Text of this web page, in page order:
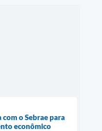
o Sebrae para
econômico